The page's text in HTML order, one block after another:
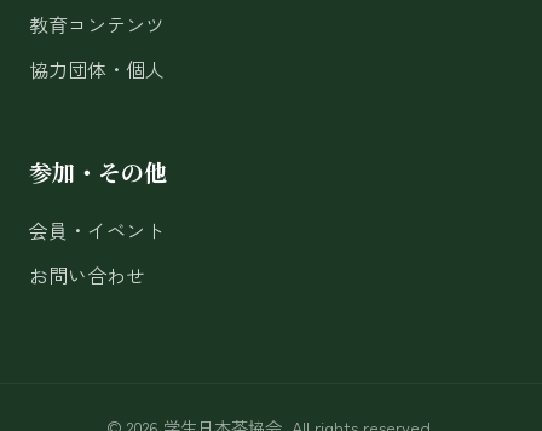
教育コンテンツ
協力団体・個人
参加・その他
会員・イベント
お問い合わせ